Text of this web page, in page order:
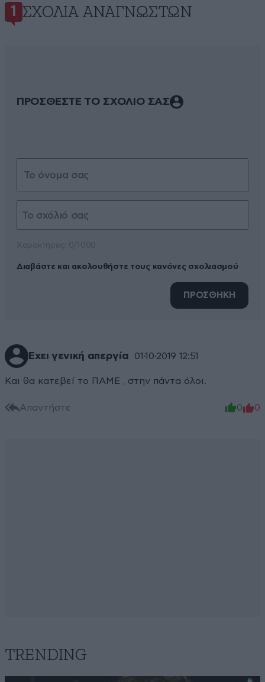
1 ΣΧΌΛΙΑ ΑΝΑΓΝΩΣΤΏΝ
ΠΡΟΣΘΕΣΤΕ ΤΟ ΣΧΟΛΙΟ ΣΑΣ
Διαβάστε και ακολουθήστε τους κανόνες σχολιασμού
ΠΡΟΣΘΗΚΗ
Εχει γενική απεργία 01·10·2019 12:51
Και θα κατεβεί το ΠΑΜΕ , στην πάντα όλοι.
Απαντήστε 0 0
TRENDING